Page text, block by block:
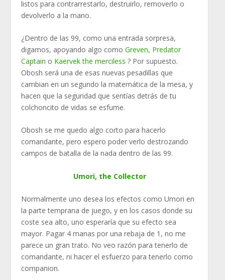
listos para contrarrestarlo, destruirlo, removerlo o
devolverlo a la mano.
¿Dentro de las 99, como una entrada sorpresa,
digamos, apoyando algo comoGreven, Predator
Captain o Kaervek the merciless? Por supuesto.
Obosh será una de esas nuevas pesadillas que
cambian en un segundo la matemática de la mesa, y
hacen que la seguridad que sentías detrás de tu
colchoncito de vidas se esfume.
Obosh se me quedo algo corto para hacerlo
comandante, pero espero poder verlo destrozando
campos de batalla de la nada dentro de las 99.
Umori, the Collector
Normalmente uno desea los efectos como Umori en
la parte temprana de juego, y en los casos donde su
coste sea alto, uno esperaría que su efecto sea
mayor. Pagar 4 manas por una rebaja de 1, no me
parece un gran trato. No veo razón para tenerlo de
comandante, ni hacer el esfuerzo para tenerlo como
companion.